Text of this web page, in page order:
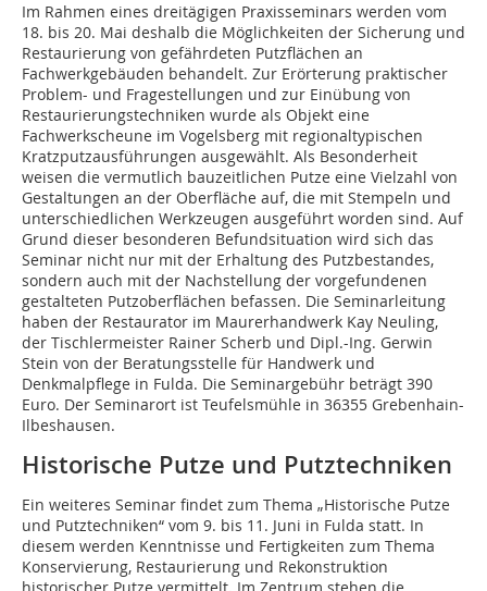
Im Rahmen eines dreitägigen Praxisseminars werden vom
18. bis 20. Mai deshalb die Möglichkeiten der ­Sicherung und
Restaurierung von gefährdeten Putzflächen an
Fachwerkgebäuden behandelt. Zur Erörterung praktischer
Problem- und Fragestellungen und zur Einübung von
Restaurierungstechniken wurde als Objekt eine
Fachwerkscheune im Vogelsberg mit regionaltypischen
Kratzputzausführungen ausgewählt. Als Besonderheit
weisen die vermutlich bauzeitlichen Putze eine Vielzahl von
Gestaltungen an der Oberfläche auf, die mit Stempeln und
unterschiedlichen Werkzeugen ausgeführt worden sind. Auf
Grund dieser besonderen Befundsituation wird sich das
Seminar nicht nur mit der Erhaltung des Putzbestandes,
sondern auch mit der Nachstellung der vorgefundenen
gestalteten Putzoberflächen befassen. Die Seminarleitung
haben der Restaurator im Maurerhandwerk Kay Neuling,
der Tischlermeister Rainer Scherb und Dipl.-Ing. Gerwin
Stein von der Beratungsstelle für Handwerk und
Denkmalpflege in Fulda. Die Seminargebühr beträgt 390
Euro. Der Seminarort ist Teufelsmühle in 36355 Grebenhain-
Ilbeshausen.
Historische Putze und Putztechniken
Ein weiteres Seminar findet zum Thema „Historische Putze
und Putztechniken“ vom 9. bis 11. Juni in Fulda statt. In
diesem werden Kenntnisse und Fertigkeiten zum Thema
Konservierung, Restaurierung und Rekonstruktion